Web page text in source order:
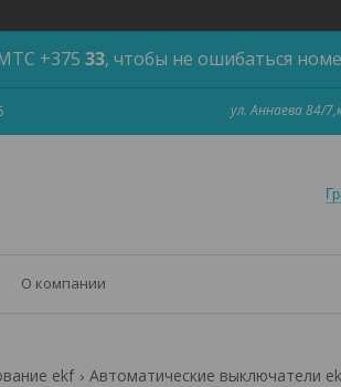
+375 33, чтобы не ошибаться
ул. Аннаева 84/
О компании
ekf Автоматические выключатели